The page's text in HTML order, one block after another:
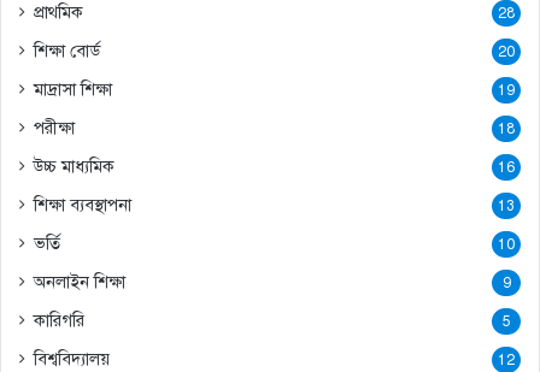
প্রাথমিক 28
শিক্ষা বোর্ড 20
মাদ্রাসা শিক্ষা 19
পরীক্ষা 18
উচ্চ মাধ্যমিক 16
শিক্ষা ব্যবস্থাপনা 13
ভর্তি 10
অনলাইন শিক্ষা 9
কারিগরি 5
বিশ্ববিদ্যালয় 12